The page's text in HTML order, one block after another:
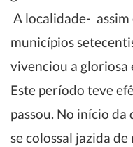
A localidade-
municípios
vivenciou a gloriosa
Este período teve
passou. No início
se colossal jazida